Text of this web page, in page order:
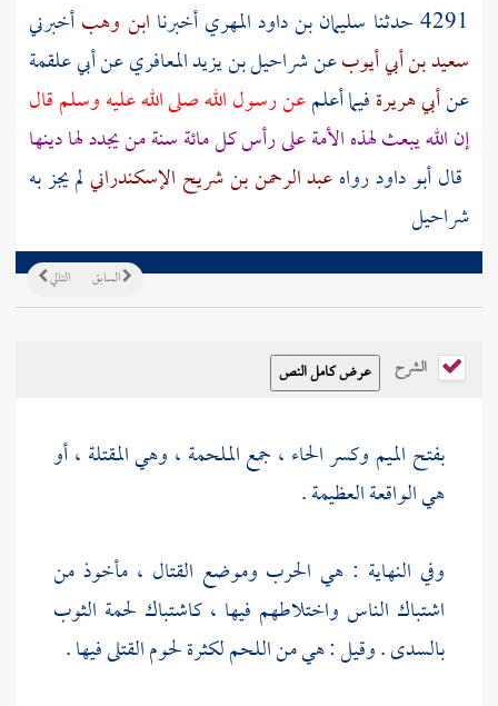
4291 حدثنا
سليمان بن داود المهريأخبرنا ابن وهبأخبرني
سعيد بن أبي أيوبعنشراحيل بن يزيد المعافريعنأبي علقمة
عنأبي هريرةفيما أعلمعن رسول الله صلى الله عليه وسلم قال
إن الله يبعث لهذه الأمة على رأس كل مائة سنة من يجدد لها دينها
قال أبو داود رواهعبد الرحمن بن شريح الإسكندرانيلم يجز به
شراحيل
التالي السابق
الشرح
بفتح الميم وكسر الحاء ، جمع الملحمة ، وهي المقتلة ، أو
هي الواقعة العظيمة .
وفي النهاية : هي الحرب وموضع القتال ، مأخوذ من
اشتباك الناس واختلاطهم فيها ، كاشتباك لحمة الثوب
بالسدى . وقيل : هي من اللحم لكثرة لحوم القتلى فيها .